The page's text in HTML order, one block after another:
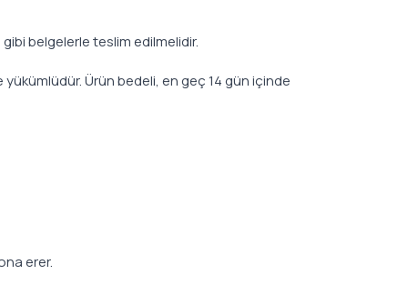
belgelerle teslim edilmelidir.
yükümlüdür. Ürün bedeli, en geç 14 gün içinde
erer.